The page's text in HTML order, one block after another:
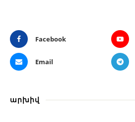
Facebook
Email
արխիվ